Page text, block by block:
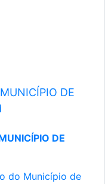
DE
DE
do Município de